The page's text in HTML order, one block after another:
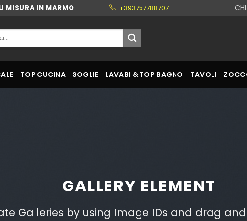
MISURA IN MARMO +393757788707
TOP CUCINA SOGLIE LAVABI & TOP BAGNO TAVOLI
GALLERY ELEMENT
Galleries by using Image IDs and drag and